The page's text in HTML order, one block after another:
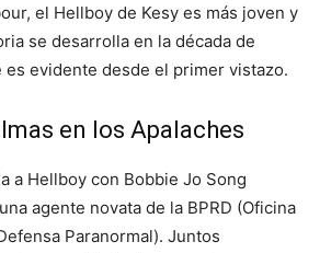
el Hellboy de Kesy es más joven y
se desarrolla en la década de
es evidente desde el primer vistazo.
en los Apalaches
a Hellboy con Bobbie Jo Song
agente novata de la BPRD (Oficina
Paranormal). Juntos